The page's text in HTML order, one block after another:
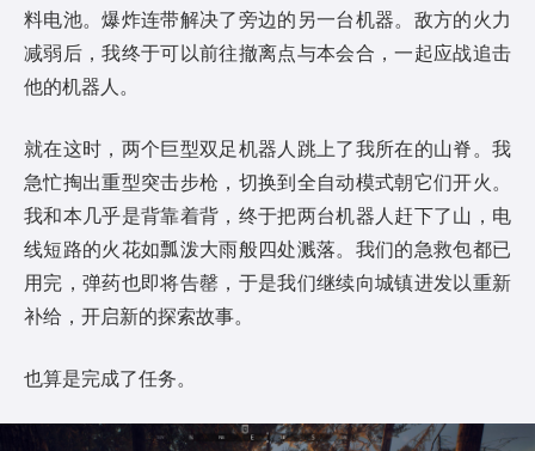
料电池。爆炸连带解决了旁边的另一台机器。敌方的火力
减弱后，我终于可以前往撤离点与本会合，一起应战追击
他的机器人。
就在这时，两个巨型双足机器人跳上了我所在的山脊。我
急忙掏出重型突击步枪，切换到全自动模式朝它们开火。
我和本几乎是背靠着背，终于把两台机器人赶下了山，电
线短路的火花如瓢泼大雨般四处溅落。我们的急救包都已
用完，弹药也即将告罄，于是我们继续向城镇进发以重新
补给，开启新的探索故事。
也算是完成了任务。